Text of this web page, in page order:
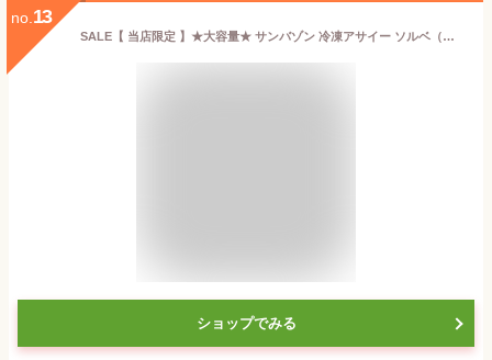
no. 13
SALE【 当店限定 】★大容量★ サンバゾン 冷凍アサイー ソルベ（加糖）3600ml 盛り付けるだけで簡単本格濃厚アサイーボウル ！ スムージー ピューレ アサイーベリー ハワイ アサイーボウル 文化祭 学園祭 ＜業務用＞賞味期限；2026/03/09 訳あり
ショップでみる